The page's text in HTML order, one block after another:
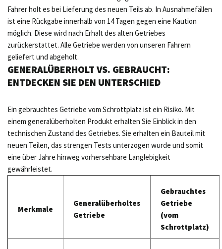
Fahrer holt es bei Lieferung des neuen Teils ab. In Ausnahmefällen
ist eine Rückgabe innerhalb von 14 Tagen gegen eine Kaution
möglich. Diese wird nach Erhalt des alten Getriebes
zurückerstattet. Alle Getriebe werden von unseren Fahrern
geliefert und abgeholt.
GENERALÜBERHOLT VS. GEBRAUCHT:
ENTDECKEN SIE DEN UNTERSCHIED
Ein gebrauchtes Getriebe vom Schrottplatz ist ein Risiko. Mit
einem generalüberholten Produkt erhalten Sie Einblick in den
technischen Zustand des Getriebes. Sie erhalten ein Bauteil mit
neuen Teilen, das strengen Tests unterzogen wurde und somit
eine über Jahre hinweg vorhersehbare Langlebigkeit
gewährleistet.
Merkmale
Generalüberholtes
Getriebe
Gebrauchtes
Getriebe
(vom
Schrottplatz)